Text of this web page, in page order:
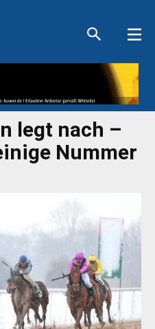
legt nach –
Nummer